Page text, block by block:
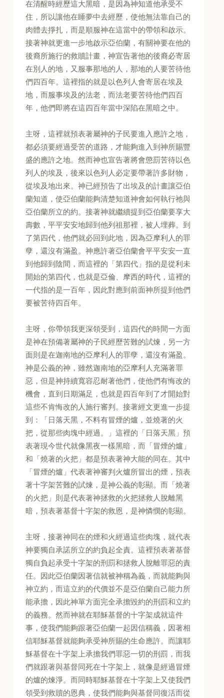
在清醒時經歷這大黑暗，是因為神知道他承受不
住，所以讓他在睡夢中去經歷，使他無法靠自己的
肉體去掙扎，而是順服神在這當中的帶領和啟示。
接著神就更進一步地啟示亞伯蘭，有關神要在他的
後裔所施行的救贖計畫，神宣告著他的後裔必寄居
在別人的地，又服事那地的人，那地的人要苦待他
們四百年。這裡指的就是以色列人會寄居在埃及
地，而服事埃及的法老，而法老要苦待他們四百
年，他們即將在這四百年當中深陷在黑暗之中。
主呀，這裡就預表著屬神的子民要進入應許之地，
都必須要經過受苦的道路，才能夠進入到神所賜豐
盛的應許之地。然而神也宣告著將會懲罰苦待以色
列人的埃及，後來以色列人必定要帶著許多財物，
從埃及地出來。神已經預告了出埃及的計畫讓亞伯
蘭知道，使亞伯蘭能夠清楚知道神會如何執行祂與
亞伯蘭所立的約。接著神就繼續提到亞伯蘭要享大
壽數，平平安安地歸到他列祖那裡，被人埋葬。到
了第四代，他們就必回到此地，因為亞摩利人的罪
孽，還沒有滿盈。神應許著亞伯蘭會平平安安一直
到他歸到陰間，而這裡的「第四代」指的是從利未
開始的第四代，也就是亞倫、摩西的時代，這裡的
一代指的是一百年，因此對應到前面神所提到他們
要被苦待四百年。
主呀，你帶領我更深領受到，這四代的時間一方面
是神在預備著屬神的子民經歷苦難的試煉，另一方
面則是在迦南地的亞摩利人的罪孽，還沒有滿盈。
神是公義的神，雖然迦南地的亞摩利人充滿著罪
惡，但是神持續寬容忍耐著他們，使他們有悔改的
機會，直到日期滿足，也就是四百年到了才開始對
這些不肯悔改的人施行審判。接著經文更進一步提
到：「日落天黑，不料有冒煙的爐，並燒著的火
把，從那些肉塊中經過。」這裡的「日落天黑」預
表著現今世代就像黑夜一樣黑暗，而「冒煙的爐」
和「燒著的火把」都是預表著神大能的同在。其中
「冒煙的爐」代表著神審判火爐所冒出的煙，預表
著十字架苦難的試煉，是神公義的彰顯。而「燒著
的火把」則是代表著神拯救的火把拯救人脫離黑
暗，預表著基督十字架的救恩，是神憐憫的彰顯。
主呀，接著神同在的煙和火經過這些肉塊，就代表
神要獨自承諾所立的約負起全責。這裡預表著基督
獨自負起承受十字架的刑罰和拯救人脫離罪惡的責
任。因此亞伯蘭因著信就被神稱為義，而就能夠與
神立約，而這立約的代價並不是亞伯蘭自己能力所
能承擔，因此神單方面完全承擔毀約的刑罰和立約
的義務。然而神就在耶穌基督的十字架成就這件
事，使我們能夠跟著亞伯蘭一起因信稱義，因著相
信耶穌基督就能夠承受神所賜的生命應許。而讓耶
穌基督在十字架上承擔我們罪惡一切的刑罰，而我
們就跟著與基督同死在十字架上，就像是經過冒煙
的爐的煉淨。而同時耶穌基督在十字架上又使我們
領受到救贖的恩典，使我們能夠與基督同復活而從